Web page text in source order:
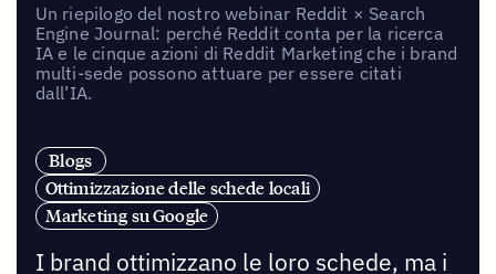
Un riepilogo del nostro webinar Reddit × Search
Engine Journal: perché Reddit conta per la ricerca
IA e le cinque azioni di Reddit Marketing che i brand
multi-sede possono attuare per essere citati
dall’IA.
Blogs
Ottimizzazione delle schede locali
Marketing su Google
I brand ottimizzano le loro schede, ma i